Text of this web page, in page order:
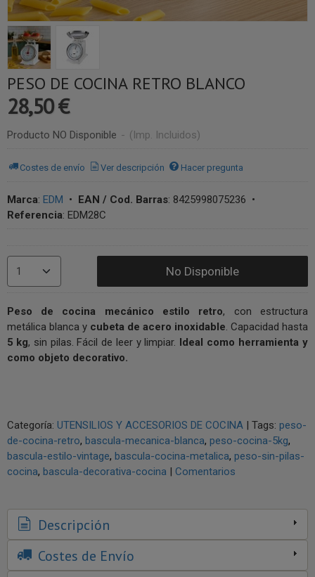
PESO DE COCINA RETRO BLANCO
28,50 €
Producto NO Disponible - (Imp. Incluidos)
Costes de envío Ver descripción Hacer pregunta
Marca: EDM • EAN / Cod. Barras: 8425998075236 •
Referencia: EDM28C
No Disponible
Peso de cocina mecánico estilo retro, con estructura
metálica blanca y cubeta de acero inoxidable . Capacidad hasta
5 kg, sin pilas. Fácil de leer y limpiar. Ideal como herramienta y
como objeto decorativo.
Categoría: UTENSILIOS Y ACCESORIOS DE COCINA | Tags: peso-
de-cocina-retro bascula-mecanica-blanca peso-cocina-5kg
bascula-estilo-vintage bascula-cocina-metalica peso-sin-pilas-
cocina bascula-decorativa-cocina | Comentarios
Descripción
Costes de Envío